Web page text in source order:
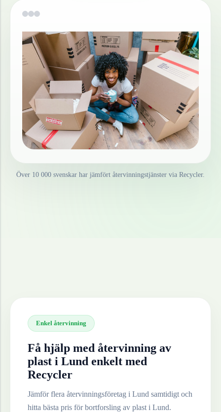
Över 10 000 svenskar har jämfört återvinningstjänster via Recycler.
Enkel återvinning
Få hjälp med återvinning av
plast i Lund enkelt med
Recycler
Jämför flera återvinningsföretag i Lund samtidigt och
hitta bästa pris för bortforsling av plast i Lund.